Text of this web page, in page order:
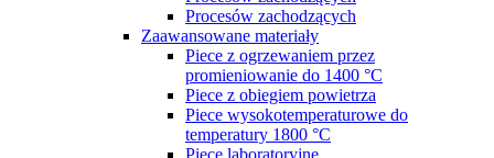
Procesów zachodzących
Zaawansowane materiały
Piece z ogrzewaniem przez
promieniowanie do 1400 °C
Piece z obiegiem powietrza
Piece wysokotemperaturowe do
temperatury 1800 °C